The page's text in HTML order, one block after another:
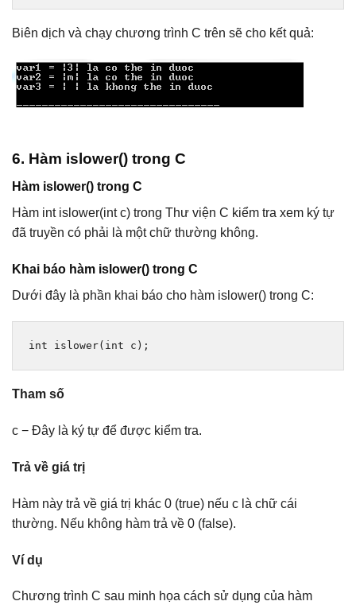
Biên dịch và chạy chương trình C trên sẽ cho kết quả:
6. Hàm islower() trong C
Hàm islower() trong C
Hàm int islower(int c) trong Thư viện C kiểm tra xem ký tự
đã truyền có phải là một chữ thường không.
Khai báo hàm islower() trong C
Dưới đây là phần khai báo cho hàm islower() trong C:
int islower( int c );
Tham số
c − Đây là ký tự để được kiểm tra.
Trả về giá trị
Hàm này trả về giá trị khác 0 (true) nếu c là chữ cái
thường. Nếu không hàm trả về 0 (false).
Ví dụ
Chương trình C sau minh họa cách sử dụng của hàm